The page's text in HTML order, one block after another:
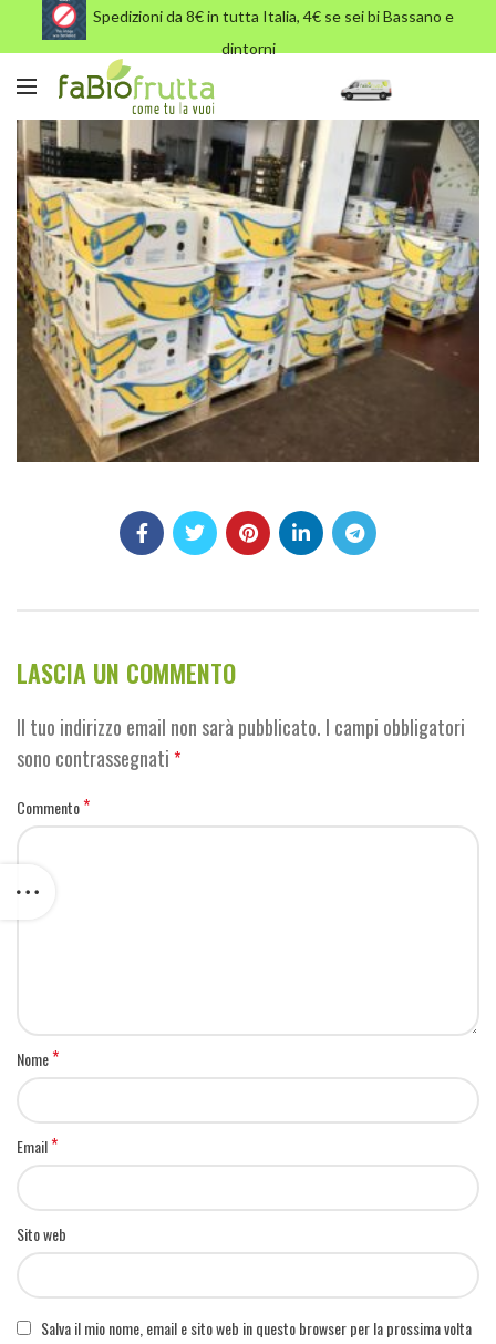
Spedizioni da 8€ in tutta Italia, 4€ se sei bi Bassano e
dintorni
IMG_5731
LASCIA UN COMMENTO
Il tuo indirizzo email non sarà pubblicato. I campi obbligatori
sono contrassegnati *
Commento*
Nome*
Email*
Sito web
Salva il mio nome, email e sito web in questo browser per la prossima volta